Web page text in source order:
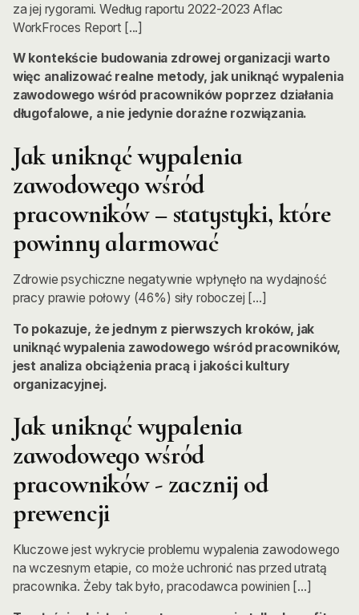
za jej rygorami. Według raportu 2022-2023 Aflac
WorkFroces Report [...]
W kontekście budowania zdrowej organizacji warto
więc analizować realne metody, jak uniknąć wypalenia
zawodowego wśród pracowników poprzez działania
długofalowe, a nie jedynie doraźne rozwiązania.
Jak uniknąć wypalenia
zawodowego wśród
pracowników – statystyki, które
powinny alarmować
Zdrowie psychiczne negatywnie wpłynęło na wydajność
pracy prawie połowy (46%) siły roboczej [...]
To pokazuje, że jednym z pierwszych kroków, jak
uniknąć wypalenia zawodowego wśród pracowników,
jest analiza obciążenia pracą i jakości kultury
organizacyjnej.
Jak uniknąć wypalenia
zawodowego wśród
pracowników - zacznij od
prewencji
Kluczowe jest wykrycie problemu wypalenia zawodowego
na wczesnym etapie, co może uchronić nas przed utratą
pracownika. Żeby tak było, pracodawca powinien [...]